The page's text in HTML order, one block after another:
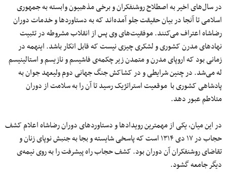
در سال‌های اخیر به اصطلاح روشنفکران و برخی مذهبیون وابسته به جمهوری
اسلامی تا آنجا در بیان حقیقت جلو آمده‌اند که به دستاوردها و خدمات دوران
رضاشاه اعتراف می‌کنند. موفقیت‌های وی پس از انقلاب مشروطه در تثبیت
نهادهای مدرن کشوری و لشکری چیزی نیست که قابل انکار باشد. اینهمه در
زمانی بود که اروپای مدرن و متمدن زیر چکمه‌ی فاشیسم و نازیسم و استالینیسم
له می‌شد. در چنین شرایطی و در کشاکش جنگ جهانی دوم ولیعهد جوان به
پادشاهی کشوری با موقعیت استراتژیک رسید تا آن را به سلامت از دوران
متلاطم عبور دهد.
در این میان، یکی از مهمترین رویدادها و دستاوردهای دوران رضاشاه اعلام کشف
حجاب در ۱۷ دی ۱۳۱۴ است که پاسخی شایسته و بجا به جنبش نوپای زنان و
تقاضای روشنفکران آن دوران بود. کشف حجاب راه پیشرفت را به روی نیمه‌ی
دیگر جامعه گشود.